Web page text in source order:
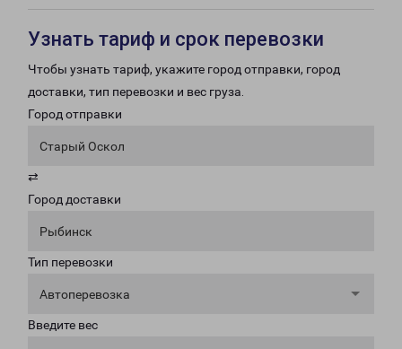
Узнать тариф и срок перевозки
Чтобы узнать тариф, укажите город отправки, город
доставки, тип перевозки и вес груза.
Город отправки
Старый Оскол
⇄
Город доставки
Рыбинск
Тип перевозки
Автоперевозка
Введите вес